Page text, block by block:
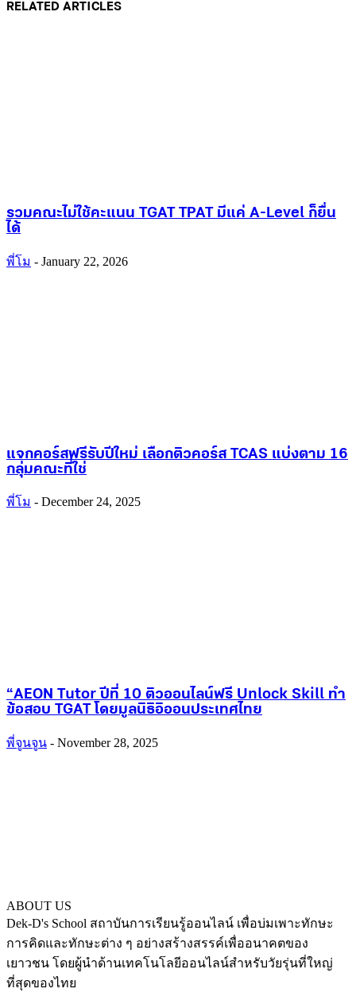
RELATED ARTICLES
รวมคณะไม่ใช้คะแนน TGAT TPAT มีแค่ A-Level ก็ยื่น
ได้
พี่โม - January 22, 2026
แจกคอร์สฟรีรับปีใหม่ เลือกติวคอร์ส TCAS แบ่งตาม 16
กลุ่มคณะที่ใช่
พี่โม - December 24, 2025
“AEON Tutor ปีที่ 10 ติวออนไลน์ฟรี Unlock Skill ทำ
ข้อสอบ TGAT โดยมูลนิธิอิออนประเทศไทย
พี่จูนจูน - November 28, 2025
ABOUT US
Dek-D's School สถาบันการเรียนรู้ออนไลน์ เพื่อบ่มเพาะทักษะ
การคิดและทักษะต่าง ๆ อย่างสร้างสรรค์เพื่ออนาคตของ
เยาวชน โดยผู้นำด้านเทคโนโลยีออนไลน์สำหรับวัยรุ่นที่ใหญ่
ที่สุดของไทย